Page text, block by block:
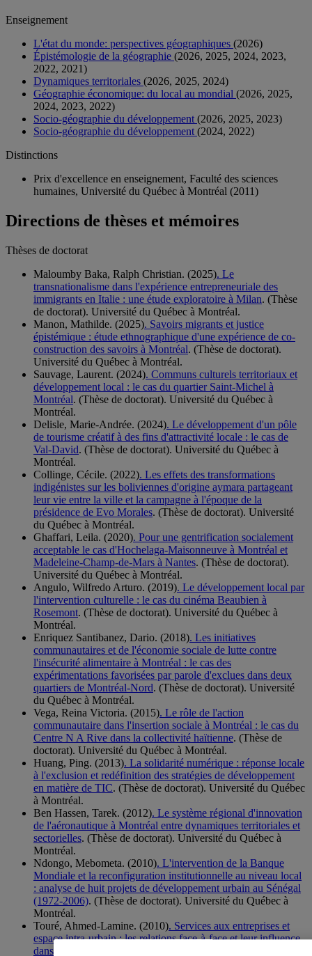
Enseignement
L'état du monde: perspectives géographiques (2026)
Épistémologie de la géographie (2026, 2025, 2024, 2023,
2022, 2021)
Dynamiques territoriales (2026, 2025, 2024)
Géographie économique: du local au mondial (2026, 2025,
2024, 2023, 2022)
Socio-géographie du développement (2026, 2025, 2023)
Socio-géographie du développement (2024, 2022)
Distinctions
Prix d'excellence en enseignement, Faculté des sciences
humaines, Université du Québec à Montréal (2011)
Directions de thèses et mémoires
Thèses de doctorat
Maloumby Baka, Ralph Christian. (2025). Le
transnationalisme dans l'expérience entrepreneuriale des
immigrants en Italie : une étude exploratoire à Milan. (Thèse
de doctorat). Université du Québec à Montréal.
Manon, Mathilde. (2025). Savoirs migrants et justice
épistémique : étude ethnographique d'une expérience de co-
construction des savoirs à Montréal. (Thèse de doctorat).
Université du Québec à Montréal.
Sauvage, Laurent. (2024). Communs culturels territoriaux et
développement local : le cas du quartier Saint-Michel à
Montréal. (Thèse de doctorat). Université du Québec à
Montréal.
Delisle, Marie-Andrée. (2024). Le développement d'un pôle
de tourisme créatif à des fins d'attractivité locale : le cas de
Val-David. (Thèse de doctorat). Université du Québec à
Montréal.
Collinge, Cécile. (2022). Les effets des transformations
indigénistes sur les boliviennes d'origine aymara partageant
leur vie entre la ville et la campagne à l'époque de la
présidence de Evo Morales. (Thèse de doctorat). Université
du Québec à Montréal.
Ghaffari, Leila. (2020). Pour une gentrification socialement
acceptable le cas d'Hochelaga-Maisonneuve à Montréal et
Madeleine-Champ-de-Mars à Nantes. (Thèse de doctorat).
Université du Québec à Montréal.
Angulo, Wilfredo Arturo. (2019). Le développement local par
l'intervention culturelle : le cas du cinéma Beaubien à
Rosemont. (Thèse de doctorat). Université du Québec à
Montréal.
Enriquez Santibanez, Dario. (2018). Les initiatives
communautaires et de l'économie sociale de lutte contre
l'insécurité alimentaire à Montréal : le cas des
expérimentations favorisées par parole d'exclues dans deux
quartiers de Montréal-Nord. (Thèse de doctorat). Université
du Québec à Montréal.
Vega, Reina Victoria. (2015). Le rôle de l'action
communautaire dans l'insertion sociale à Montréal : le cas du
Centre N A Rive dans la collectivité haïtienne. (Thèse de
doctorat). Université du Québec à Montréal.
Huang, Ping. (2013). La solidarité numérique : réponse locale
à l'exclusion et redéfinition des stratégies de développement
en matière de TIC. (Thèse de doctorat). Université du Québec
à Montréal.
Ben Hassen, Tarek. (2012). Le système régional d'innovation
de l'aéronautique à Montréal entre dynamiques territoriales et
sectorielles. (Thèse de doctorat). Université du Québec à
Montréal.
Ndongo, Mebometa. (2010). L'intervention de la Banque
Mondiale et la reconfiguration institutionnelle au niveau local
: analyse de huit projets de développement urbain au Sénégal
(1972-2006). (Thèse de doctorat). Université du Québec à
Montréal.
Touré, Ahmed-Lamine. (2010). Services aux entreprises et
espace intra-urbain : les relations face-à-face et leur influence
dans le comportement spatial des entreprises de services-